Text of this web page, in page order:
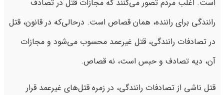
است. اغلب مردم تصور می‌کنند که مجازات قتل در تصادف
رانندگی برای راننده، همان قصاص است. درحالی‌که در قانون، قتل
در تصادفات رانندگی، قتل غیرعمد محسوب می‌شود و مجازات
آن، دیه تصادف و حبس است، نه قصاص.
قتل ناشی از تصادفات رانندگی، در زمره قتل‌های غیرعمد قرار